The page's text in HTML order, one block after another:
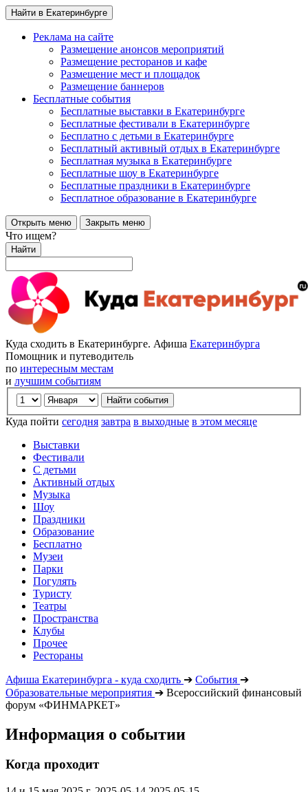
Найти в Екатеринбурге
Реклама на сайте
Размещение анонсов мероприятий
Размещение ресторанов и кафе
Размещение мест и площадок
Размещение баннеров
Бесплатные события
Бесплатные выставки в Екатеринбурге
Бесплатные фестивали в Екатеринбурге
Бесплатно с детьми в Екатеринбурге
Бесплатный активный отдых в Екатеринбурге
Бесплатная музыка в Екатеринбурге
Бесплатные шоу в Екатеринбурге
Бесплатные праздники в Екатеринбурге
Бесплатное образование в Екатеринбурге
Открыть меню Закрыть меню
Что ищем?
Найти
Куда сходить в Екатеринбурге. Афиша Екатеринбурга
Помощник и путеводитель
по интересным местам
и лучшим событиям
Куда пойти сегодня завтра в выходные в этом месяце
Выставки
Фестивали
С детьми
Активный отдых
Музыка
Шоу
Праздники
Образование
Бесплатно
Музеи
Парки
Погулять
Туристу
Театры
Пространства
Клубы
Прочее
Рестораны
Афиша Екатеринбурга - куда сходить ➔ События ➔
Образовательные мероприятия ➔ Всероссийский финансовый
форум «ФИНМАРКЕТ»
Информация о событии
Когда проходит